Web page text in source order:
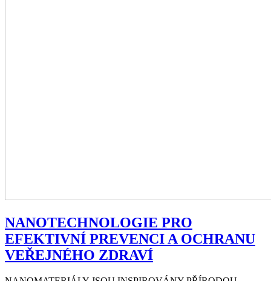
NANOTECHNOLOGIE PRO
EFEKTIVNÍ PREVENCI A OCHRANU
VEŘEJNÉHO ZDRAVÍ